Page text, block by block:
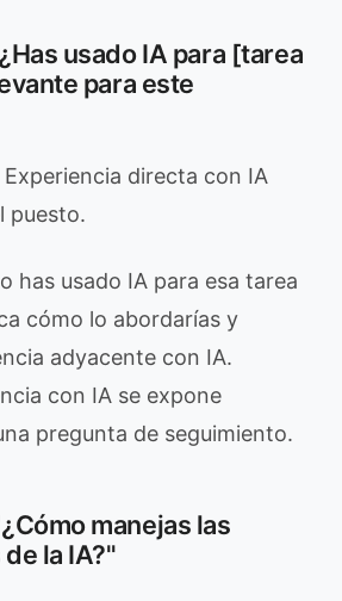
usado IA para [tarea
para este
Experiencia directa con IA
puesto.
has usado IA para esa tarea
cómo lo abordarías y
adyacente con IA.
con IA se expone
pregunta de seguimiento.
manejas las
la IA?"